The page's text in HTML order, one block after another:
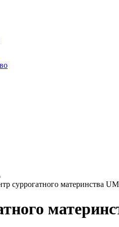
суррогатного материнства